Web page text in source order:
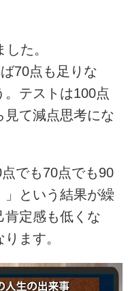
た。
70点も足りな
。テストは100点
て減点思考にな
点でも70点でも90
」という結果が繰
肯定感も低くな
ます。